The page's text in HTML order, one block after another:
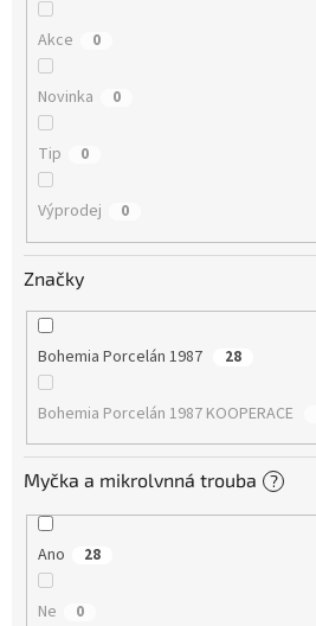
Akce 0
Novinka 0
Tip 0
Výprodej 0
Značky
Bohemia Porcelán 1987 28
Bohemia Porcelán 1987 KOOPERACE
Myčka a mikrolvnná trouba ?
Ano 28
Ne 0